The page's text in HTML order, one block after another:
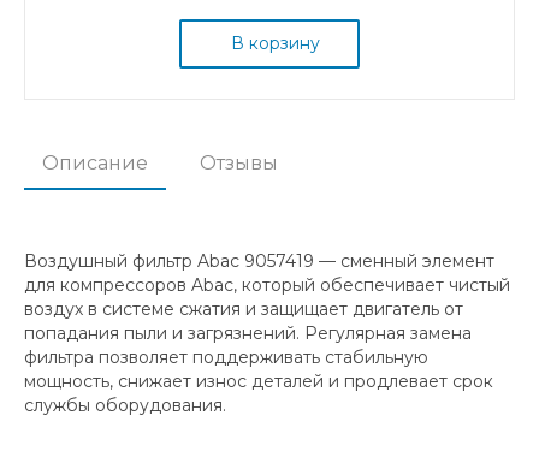
В корзину
Описание Отзывы
Воздушный фильтр Abac 9057419 — сменный элемент
для компрессоров Abac, который обеспечивает чистый
воздух в системе сжатия и защищает двигатель от
попадания пыли и загрязнений. Регулярная замена
фильтра позволяет поддерживать стабильную
мощность, снижает износ деталей и продлевает срок
службы оборудования.